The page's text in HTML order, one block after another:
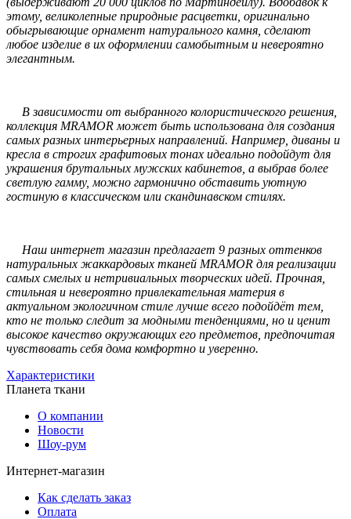
этому, великолепные природные расцветки, оригинально
обыгрывающие орнамент натурального камня, сделают
любое изделие в их оформлении самобытным и невероятно
элегантным.
В зависимости от выбранного колористического решения,
коллекция MRAMOR может быть использована для создания
самых разных интерьерных направлений. Например, диваны и
кресла в строгих графитовых тонах идеально подойдут для
украшения брутальных мужских кабинетов, а выбрав более
светлую гамму, можно гармонично обставить уютную
гостиную в классическом или скандинавском стилях.
Наш интернет магазин предлагает 9 разных оттенков
натуральных жаккардовых тканей MRAMOR для реализации
самых смелых и нетривиальных творческих идей. Прочная,
стильная и невероятно привлекательная материя в
актуальном экологичном стиле лучше всего подойдёт тем,
кто не только следит за модными тенденциями, но и ценит
высокое качество окружающих его предметов, предпочитая
чувствовать себя дома комфортно и уверенно.
Характеристики
Планета ткани
О компании
Новости
Шоу-рум
Интернет-магазин
Как сделать заказ
Оплата